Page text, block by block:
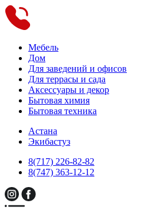
Мебель
Дом
Для заведений и офисов
Для террасы и сада
Аксессуары и декор
Бытовая химия
Бытовая техника
Астана
Экибастуз
8(717) 226-82-82
8(747) 363-12-12